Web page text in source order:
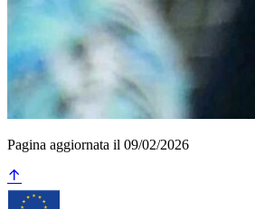
Pagina aggiornata il 09/02/2026